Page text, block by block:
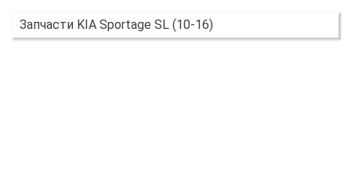
Запчасти KIA Sportage SL (10-16)